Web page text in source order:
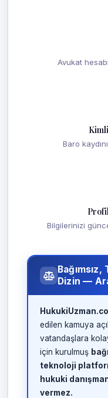
Avukat
Baro
Bilgilerinizi
Dizin —
edilen kamuya
vatandaşlara
için kurulmuş
teknoloji
hukuki
vermez.